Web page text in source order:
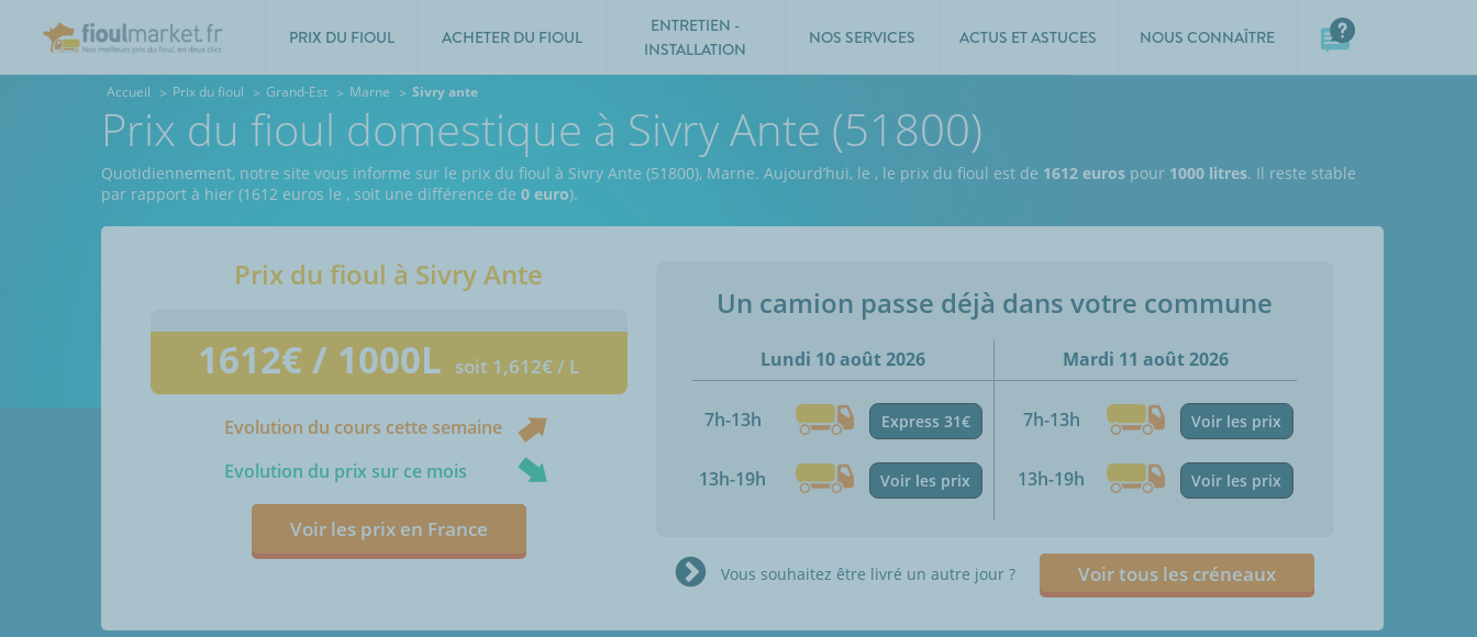
PRIX DU FIOUL ACHETER DU FIOUL
ENTRETIEN -
INSTALLATION
NOS SERVICES ACTUS ET ASTUCES NOUS CONNAÎTRE
Accueil Prix du fioul Grand-Est Marne Sivry ante
Prix du fioul domestique à Sivry Ante (51800)
Quotidiennement, notre site vous informe sur le prix du fioul à Sivry Ante (51800), Marne. Aujourd’hui, le , le prix du fioul est de 1612 euros pour 1000 litres. Il reste stable
par rapport à hier (1612 euros le , soit une différence de 0 euro).
Prix du fioul à Sivry Ante
1612€ / 1000L soit 1,612€ / L
Evolution du cours cette semaine
Evolution du prix sur ce mois
Voir les prix en France
Un camion passe déjà dans votre commune
Lundi 10 août 2026
7h-13h Express 31€
13h-19h Voir les prix
Mardi 11 août 2026
7h-13h Voir les prix
13h-19h Voir les prix
Vous souhaitez être livré un autre jour ? Voir tous les créneaux